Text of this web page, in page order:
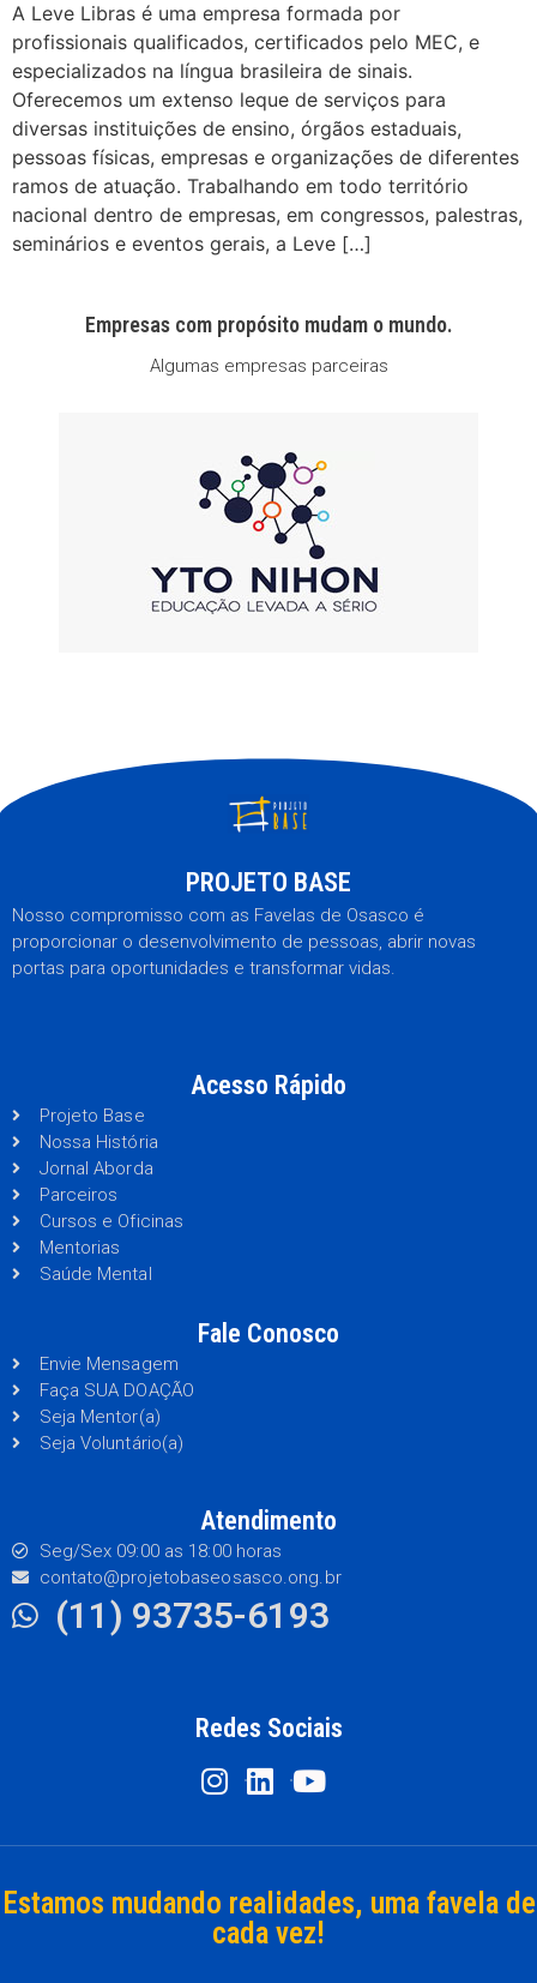
A Leve Libras é uma empresa formada por
profissionais qualificados, certificados pelo MEC, e
especializados na língua brasileira de sinais.
Oferecemos um extenso leque de serviços para
diversas instituições de ensino, órgãos estaduais,
pessoas físicas, empresas e organizações de diferentes
ramos de atuação. Trabalhando em todo território
nacional dentro de empresas, em congressos, palestras,
seminários e eventos gerais, a Leve […]
Empresas com propósito mudam o mundo.
Algumas empresas parceiras
PROJETO BASE
Nosso compromisso com as Favelas de Osasco é
proporcionar o desenvolvimento de pessoas, abrir novas
portas para oportunidades e transformar vidas.
Acesso Rápido
Projeto Base
Nossa História
Jornal Aborda
Parceiros
Cursos e Oficinas
Mentorias
Saúde Mental
Fale Conosco
Envie Mensagem
Faça SUA DOAÇÃO
Seja Mentor(a)
Seja Voluntário(a)
Atendimento
Seg/Sex 09:00 as 18:00 horas
contato@projetobaseosasco.ong.br
(11) 93735-6193
Redes Sociais
Estamos mudando realidades, uma favela de
cada vez!